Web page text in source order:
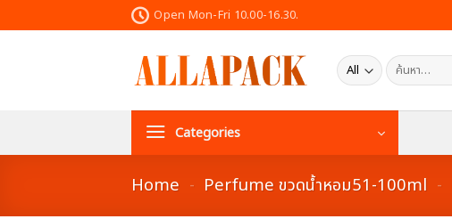
to
Open Mon-Fri 10.00-16.30.
ค้นหา:
Categories
Home - Perfume ขวดน้ำหอม51-100ml -